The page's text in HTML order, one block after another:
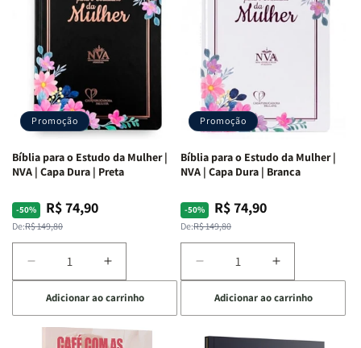
Promoção
Bíblia para o Estudo da Mulher |
NVA | Capa Dura | Preta
-50%
Preço
normal
De:R$ 149,80
Preço
promocional
R$ 74,90
Diminuir
a
quantidade
de
Bíblia
Aumentar
a
quantidade
de
Bíblia
Adicionar ao carrinho
Promoção
Bíblia para o Estudo da Mulher |
NVA | Capa Dura | Branca
-50%
Preço
normal
De:R$ 149,80
Preço
promocional
R$ 74,90
Diminuir
a
quantidade
de
Bíblia
Aumentar
a
quantidade
de
Bíblia
Adicionar ao carrinho